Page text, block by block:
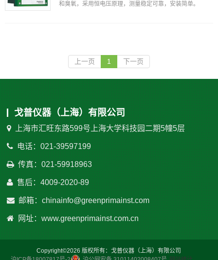
和臭氧，采用恒电压原理，测量稳定可靠，安装简单。
上一页 1 下一页
戈普仪器（上海）有限公司
上海市汇旺东路599号上海大学科技园二期5幢5层
电话：021-39597199
传真：021-59918963
售后：4009-2020-89
邮箱：chinainfo@greenprimainst.com
网址：www.greenprimainst.com.cn
Copyright©2026 版权所有：戈普仪器（上海）有限公司